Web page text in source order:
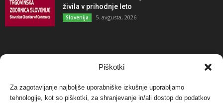
Piškotki
Za zagotavljanje najboljše uporabniške izkušnje uporabljamo
tehnologije, kot so piškotki, za shranjevanje in/ali dostop do podatkov
živila v prihodnje leto
Slovenija 5. avgusta, 2026
NAJBOLJ KOMENTIRANO
Protest proti vetrnim elektrarnam na Ojstrici, v
svetu pa vedno bolj...